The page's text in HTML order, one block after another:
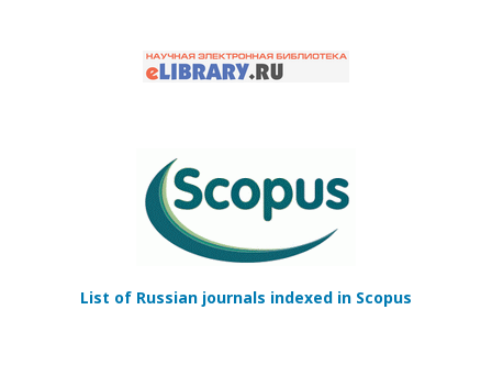
List of Russian journals indexed in Scopus